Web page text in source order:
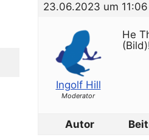
23.06.2023 um
Ingolf Hill
Moderator
He
Autor